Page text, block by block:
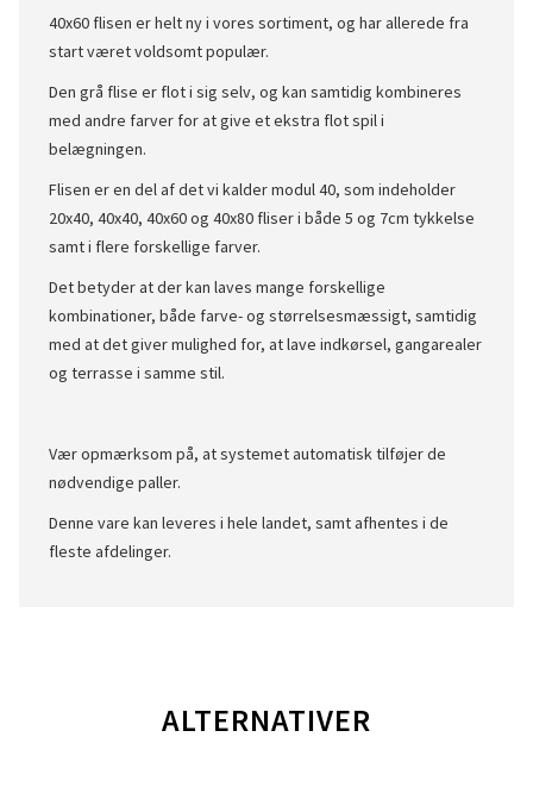
40x60 flisen er helt ny i vores sortiment, og har allerede fra
start været voldsomt populær.
Den grå flise er flot i sig selv, og kan samtidig kombineres
med andre farver for at give et ekstra flot spil i
belægningen.
Flisen er en del af det vi kalder modul 40, som indeholder
20x40, 40x40, 40x60 og 40x80 fliser i både 5 og 7cm tykkelse
samt i flere forskellige farver.
Det betyder at der kan laves mange forskellige
kombinationer, både farve- og størrelsesmæssigt, samtidig
med at det giver mulighed for, at lave indkørsel, gangarealer
og terrasse i samme stil.
Vær opmærksom på, at systemet automatisk tilføjer de
nødvendige paller.
Denne vare kan leveres i hele landet, samt afhentes i de
fleste afdelinger.
ALTERNATIVER